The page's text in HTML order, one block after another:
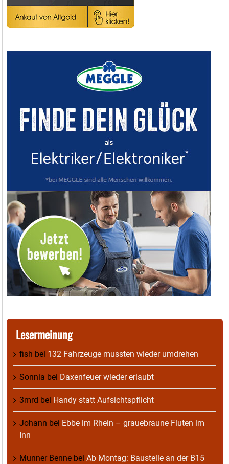
Lesermeinung
fish bei 132 Fahrzeuge mussten wieder umdrehen
Sonnia bei Daxenfeuer wieder erlaubt
3mrd bei Handy statt Aufsichtspflicht
Johann bei Ebbe im Rhein – grauebraune Fluten im
Inn
Munner Benne bei Ab Montag: Baustelle an der B15